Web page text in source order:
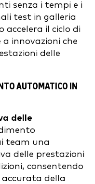
senza i tempi e i
test in galleria
accelera il ciclo di
innovazioni che
delle
AUTOMATICO IN
delle
team una
delle prestazioni
consentendo
accurata della